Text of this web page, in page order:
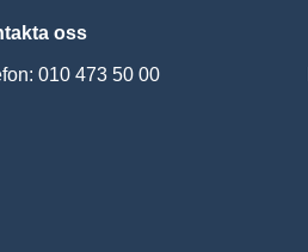
oss
010 473 50 00